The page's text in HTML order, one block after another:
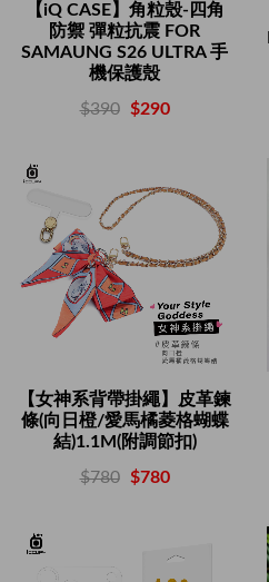
【iQ CASE】角粒殼-四角
防禦 彈粒抗震 FOR
SAMAUNG S26 ULTRA 手
機保護殼
$390 $290
【女神系背帶掛繩】皮革鍊
條(向日橙/愛馬橘菱格蝴蝶
結)1.1M(附調節扣)
$780 $780